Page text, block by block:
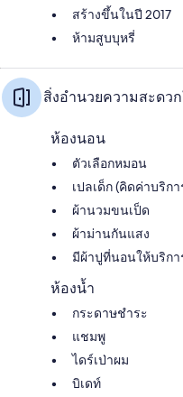
สร้างขึ้นในปี 2017
ห้ามสูบบุหรี่
สิ่งอำนวยความสะดว
ห้องนอน
ตัวเลือกหมอน
เปลเด็ก (คิดค่าบริกา
ผ้านวมขนเป็ด
ผ้าม่านกันแสง
มีผ้าปูที่นอนให้บริกา
ห้องน้ำ
กระดาษชำระ
แชมพู
ไดร์เป่าผม
บิเดท์